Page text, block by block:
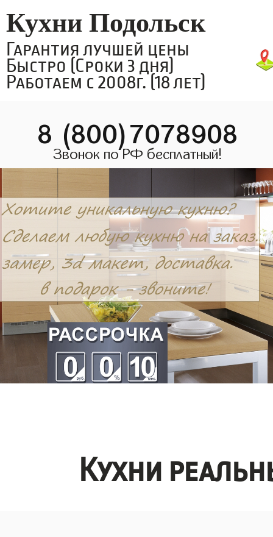
Кухни Подольск
Гарантия лучшей цены
Быстро (Сроки 3 дня)
Работаем с 2008г. (18 лет)
8 (800)7078908
Звонок по РФ бесплатный!
Кухни